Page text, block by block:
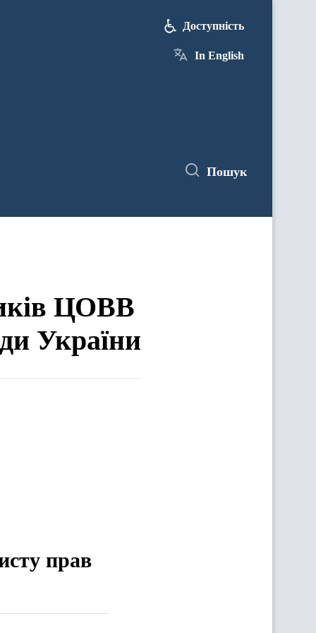
Доступність
In English
Пошук
у засіданнях комітетів Верховної Ради України
ЦОВВ
України
прав